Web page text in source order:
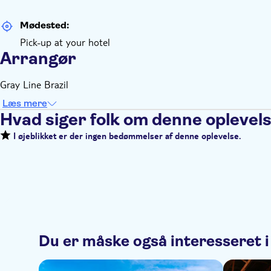
Mødested:
Pick-up at your hotel
Arrangør
Gray Line Brazil
Læs mere
Hvad siger folk om denne
I øjeblikket er der ingen bedømmelser af denne oplevelse.
Du er måske også interesseret i